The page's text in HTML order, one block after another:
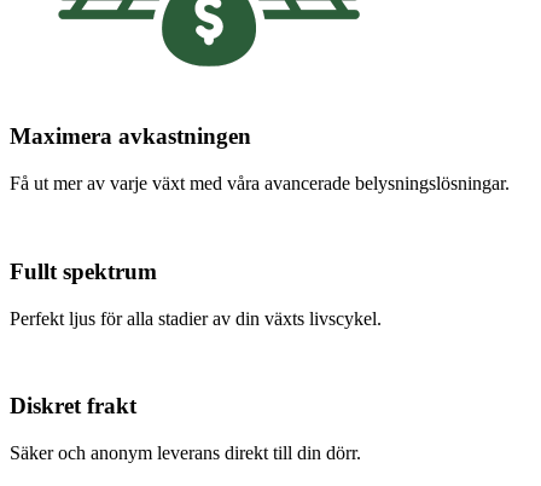
Maximera avkastningen
Få ut mer av varje växt med våra avancerade belysningslösningar.
Fullt spektrum
Perfekt ljus för alla stadier av din växts livscykel.
Diskret frakt
Säker och anonym leverans direkt till din dörr.